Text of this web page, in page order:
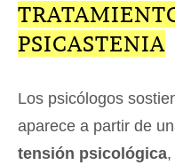
PSICASTENIA
Los psicólogos
aparece a partir de
tensión psicológica